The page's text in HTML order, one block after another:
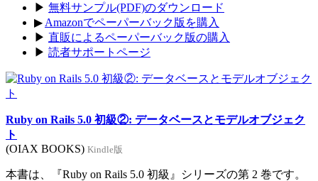
▶ 無料サンプル(PDF)のダウンロード
▶ Amazonでペーパーバック版を購入
▶ 直販によるペーパーバック版の購入
▶ 読者サポートページ
Ruby on Rails 5.0 初級②: データベースとモデルオブジェク
ト
(OIAX BOOKS) Kindle版
本書は、『Ruby on Rails 5.0 初級』シリーズの第 2 巻です。